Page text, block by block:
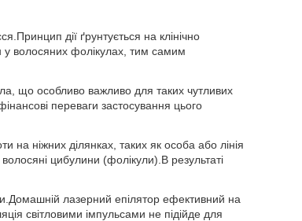
дії ґрунтується на клінічно
у волосяних фолікулах, тим самим
що особливо важливо для таких чутливих
переваги застосування цього
на ніжних ділянках, таких як особа або лінія
цибулини (фолікули).В результаті
лазерний епілятор ефективний на
світловими імпульсами не підійде для